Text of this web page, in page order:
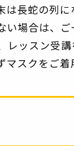
長蛇の列に
場合は、ご
ッスン受講
スクをご着